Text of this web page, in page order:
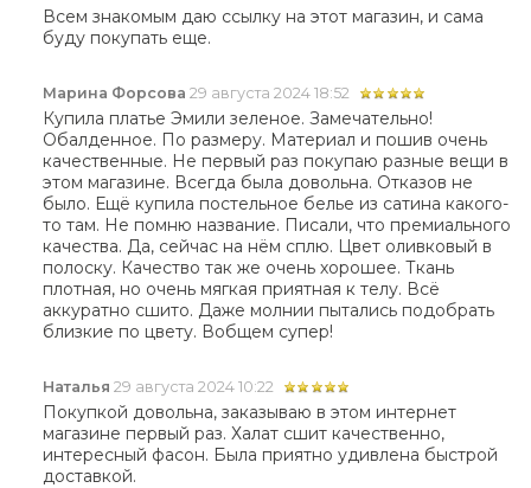
Всем знакомым даю ссылку на этот магазин, и сама
буду покупать еще.
Марина Форсова 29 августа 2024 18:52
Купила платье Эмили зеленое. Замечательно!
Обалденное. По размеру. Материал и пошив очень
качественные. Не первый раз покупаю разные вещи в
этом магазине. Всегда была довольна. Отказов не
было. Ещё купила постельное белье из сатина какого-
то там. Не помню название. Писали, что премиального
качества. Да, сейчас на нём сплю. Цвет оливковый в
полоску. Качество так же очень хорошее. Ткань
плотная, но очень мягкая приятная к телу. Всё
аккуратно сшито. Даже молнии пытались подобрать
близкие по цвету. Вобщем супер!
Наталья 29 августа 2024 10:22
Покупкой довольна, заказываю в этом интернет
магазине первый раз. Халат сшит качественно,
интересный фасон. Была приятно удивлена быстрой
доставкой.